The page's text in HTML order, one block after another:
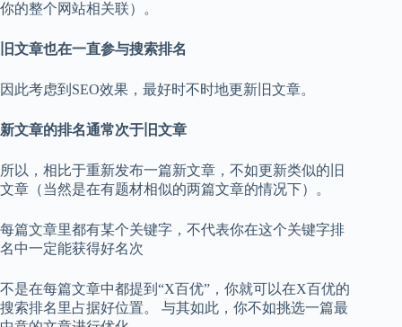
你的整个网站相关联）。
旧文章也在一直参与搜索排名
因此考虑到SEO效果，最好时不时地更新旧文章。
新文章的排名通常次于旧文章
所以，相比于重新发布一篇新文章，不如更新类似的旧
文章（当然是在有题材相似的两篇文章的情况下）。
每篇文章里都有某个关键字，不代表你在这个关键字排
名中一定能获得好名次
不是在每篇文章中都提到“X百优”，你就可以在X百优的
搜索排名里占据好位置。 与其如此，你不如挑选一篇最